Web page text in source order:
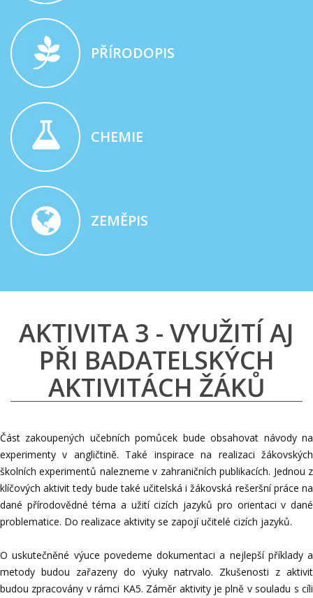
PŘÍRODOPIS
CHEMIE
ZEMĚPIS
AKTIVITA 3 - VYUŽITÍ AJ
PŘI BADATELSKÝCH
AKTIVITÁCH ŽÁKŮ
Část zakoupených učebních pomůcek bude obsahovat návody na
experimenty v angličtině. Také inspirace na realizaci žákovských
školních experimentů nalezneme v zahraničních publikacích. Jednou z
klíčových aktivit tedy bude také učitelská i žákovská rešeršní práce na
dané přírodovědné téma a užití cizích jazyků pro orientaci v dané
problematice. Do realizace aktivity se zapojí učitelé cizích jazyků.
O uskutečněné výuce povedeme dokumentaci a nejlepší příklady a
metody budou zařazeny do výuky natrvalo. Zkušenosti z aktivit
budou zpracovány v rámci KA5. Záměr aktivity je plně v souladu s cíli